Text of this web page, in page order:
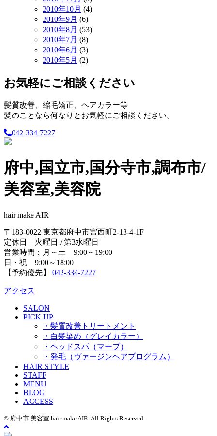
2010年10月 (4)
2010年9月 (6)
2010年8月 (53)
2010年7月 (8)
2010年6月 (3)
2010年5月 (2)
お気軽にご相談ください
髪質改善、縮毛矯正、ヘアカラー等
髪のことなら何なりとお気軽にご相談ください。
042-334-7227
府中,国立市,国分寺市,調布市/
美容室,美容院
hair make AIR
〒183-0022 東京都府中市宮西町2-13-4-1F
定休日：火曜日 / 第3水曜日
営業時間：月～土 9:00～19:00
日・祝 9:00～18:00
【予約優先】 042-334-7227
アクセス
SALON
PICK UP
・髪質改善トリートメント
・白髪染め（グレイカラー）
・ヘッドスパ（マーブ）
・発毛（ヴァージンヘアプログラム）
HAIR STYLE
STAFF
MENU
BLOG
ACCESS
© 府中市 美容室 hair make AIR. All Rights Reserved.